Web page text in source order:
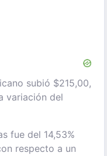
subió $215,00,
variación del
fue del 14,53%
respecto a un